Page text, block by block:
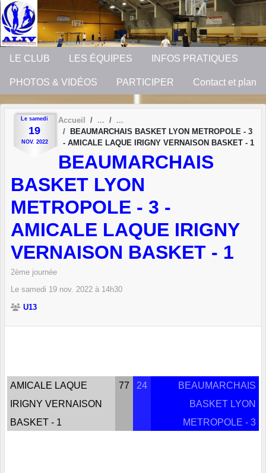
LE CLUB LES ÉQUIPES INFOS PRATIQUES
PHOTOS & VIDÉOS PARTICIPER Contact et plan
Le samedi
19
NOV. 2022
Accueil
BEAUMARCHAIS BASKET LYON METROPOLE - 3
- AMICALE LAQUE IRIGNY VERNAISON BASKET - 1
BEAUMARCHAIS
BASKET LYON
METROPOLE - 3 -
AMICALE LAQUE IRIGNY
VERNAISON BASKET - 1
2ème journée
Le samedi 19 nov. 2022 à 14h30
U13
AMICALE LAQUE
IRIGNY VERNAISON
BASKET - 1
77 24
BEAUMARCHAIS
BASKET LYON
METROPOLE - 3
Panneau de gestion des cookies